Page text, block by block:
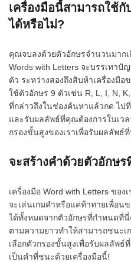
เครื่องมือนี้สามารถใช้
ได้หรือไม่?
คุณจบลงด้วยตัวอักษรจำนวนมากเ
Words with Letters จะบรรเทา
ตัว ระหว่างสองถึงสิบห้าเครื่องมือ
ใช้ตัวอักษร 9 ตัวเช่น R, L, I, N,
ที่กล่าวถึงในช่องค้นหาแล้วกด ไป
และรับผลลัพธ์ที่คุณต้องการในเว
กรองขั้นสูงของเราเพื่อรับผลลัพธ์
จะสร้างคำด้วยตัวอักษร
เครื่องมือ Word with Letters ขอ
จะเล่นเกมคำหรือแค่ท้าทายเพื่อน
ได้ทั้งหมดจากตัวอักษรที่กำหนดที่
ตามความยาวทำให้สามารถชนะ
เลือกตัวกรองขั้นสูงเพื่อรับผลลัพ
เป็นคำที่ชนะด้วยเครื่องมือนี้!